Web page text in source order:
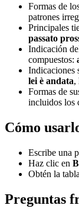
Formas de
patrones
Principales
passato
Indicación
compuestos:
Indicaciones
lei è andata,
Formas de
incluidos los
Cómo
Escribe una
Haz clic en
Obtén la
Preguntas